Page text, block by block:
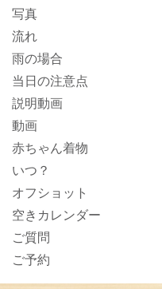
写真
流れ
雨の場合
当日の注意点
説明動画
動画
赤ちゃん着物
いつ？
オフショット
空きカレンダー
ご質問
ご予約